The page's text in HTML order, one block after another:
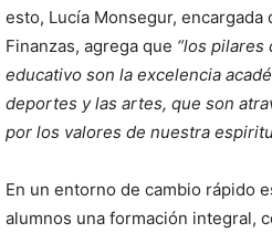
esto, Lucía Monsegur, encargada
Finanzas, agrega que “los pilares
educativo son la excelencia
deportes y las artes, que son
por los valores de nuestra
En un entorno de cambio rápido
alumnos una formación integral,